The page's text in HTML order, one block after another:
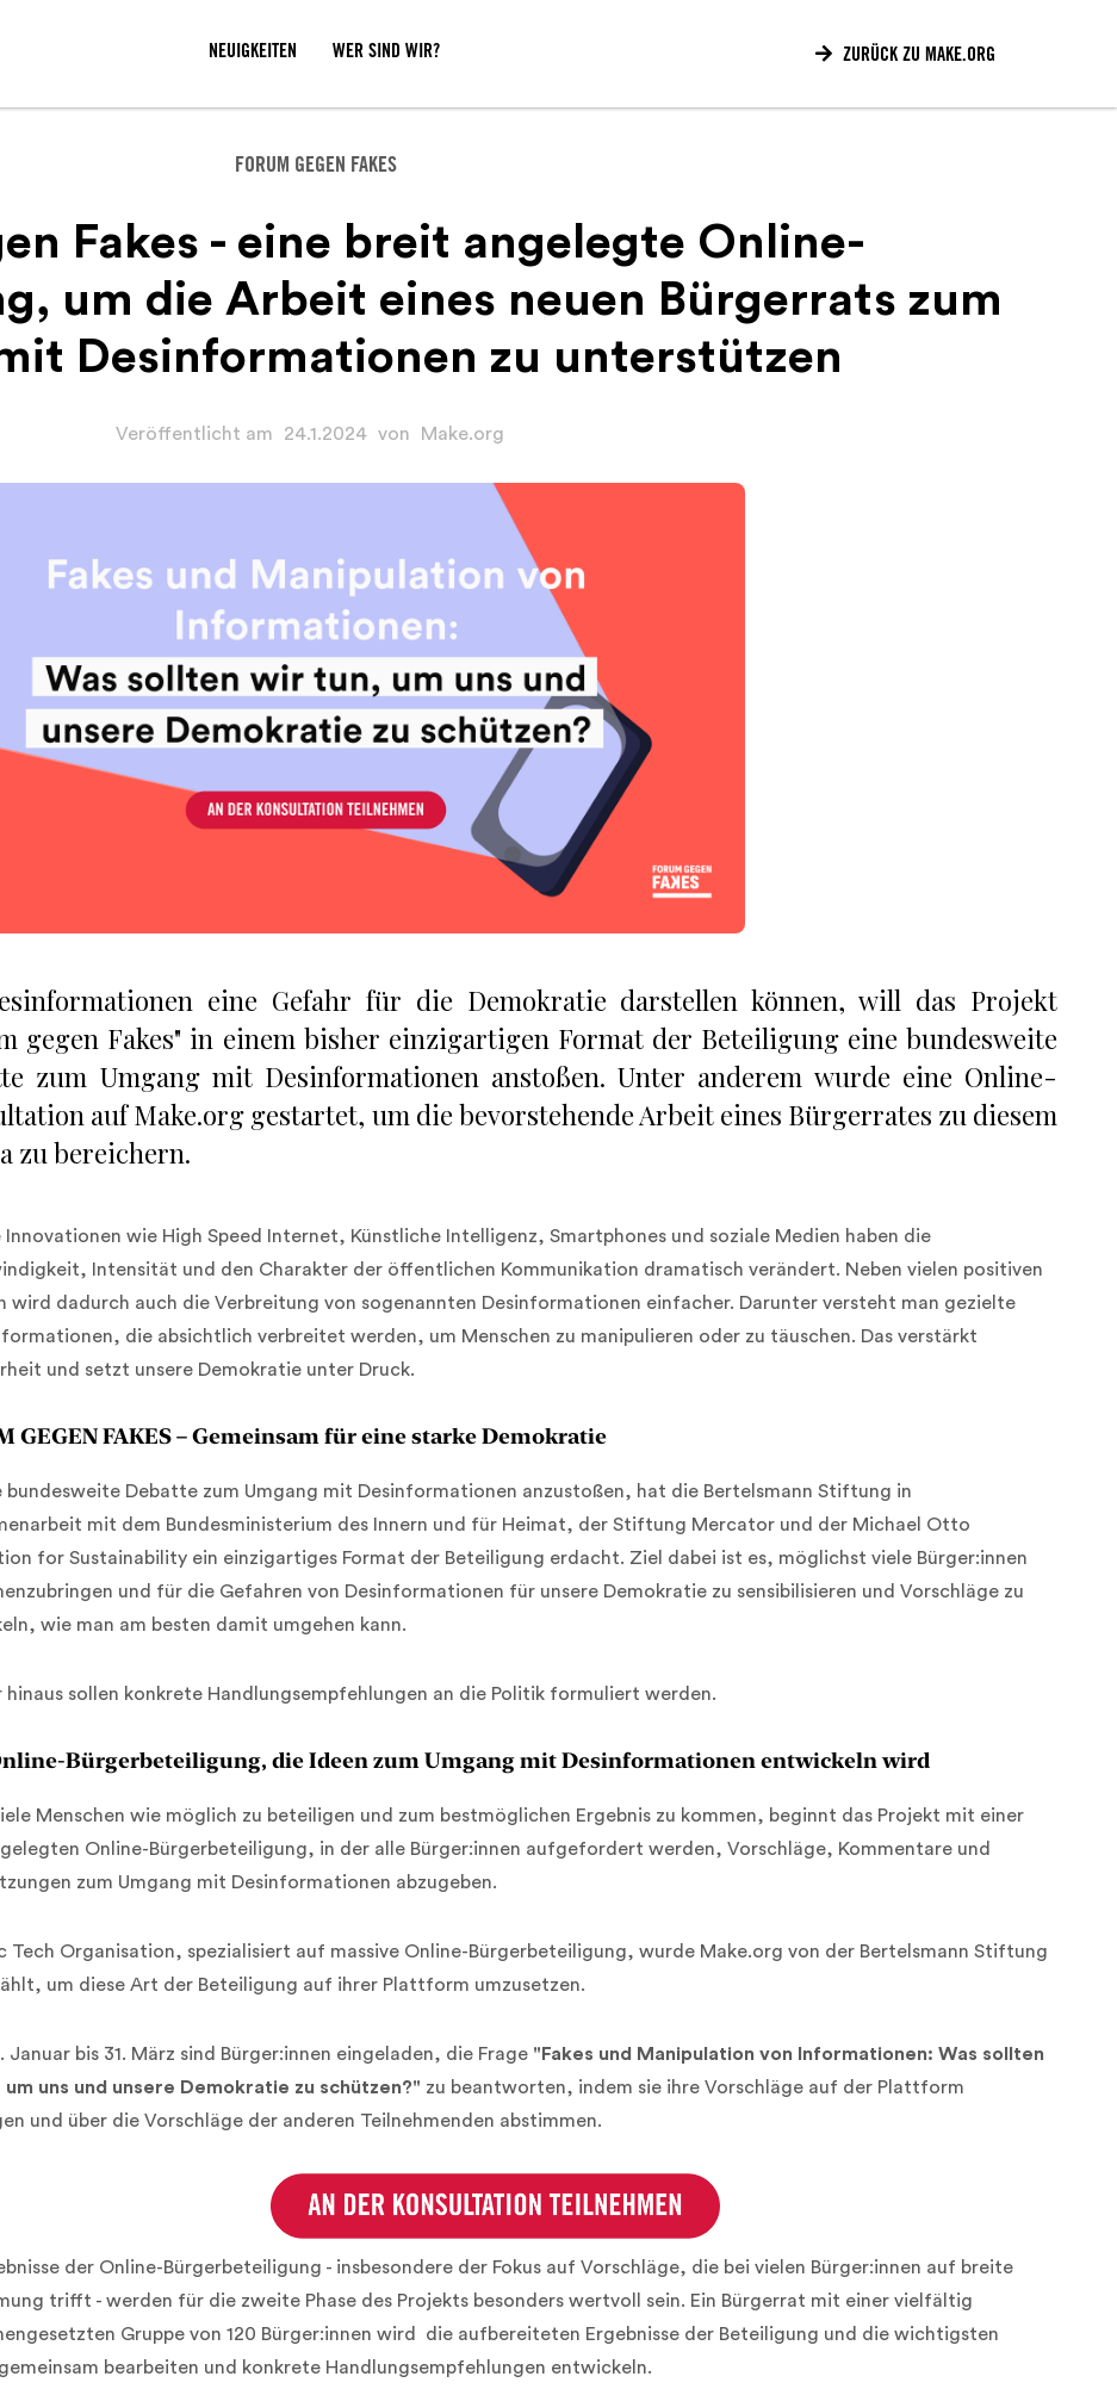
 ZURÜCK ZU MAKE.ORG
NEUIGKEITEN WER SIND WIR?
FORUM GEGEN FAKES
Fakes - eine breit angelegte Online-
um die Arbeit eines neuen Bürgerrats zum
Desinformationen zu unterstützen
Veröffentlicht am 24.1.2024 von Make.org
eine Gefahr für die Demokratie darstellen können, will das Projekt
gegen Fakes" in einem bisher einzigartigen Format der Beteiligung eine bundesweite
zum Umgang mit Desinformationen anstoßen. Unter anderem wurde eine Online-
auf Make.org gestartet, um die bevorstehende Arbeit eines Bürgerrates zu diesem
zu bereichern.
Innovationen wie High Speed Internet, Künstliche Intelligenz, Smartphones und soziale Medien haben die
Intensität und den Charakter der öffentlichen Kommunikation dramatisch verändert. Neben vielen positiven
wird dadurch auch die Verbreitung von sogenannten Desinformationen einfacher. Darunter versteht man gezielte
die absichtlich verbreitet werden, um Menschen zu manipulieren oder zu täuschen. Das verstärkt
und setzt unsere Demokratie unter Druck.
GEGEN FAKES – Gemeinsam für eine starke Demokratie
bundesweite Debatte zum Umgang mit Desinformationen anzustoßen, hat die Bertelsmann Stiftung in
mit dem Bundesministerium des Innern und für Heimat, der Stiftung Mercator und der Michael Otto
for Sustainability ein einzigartiges Format der Beteiligung erdacht. Ziel dabei ist es, möglichst viele Bürger:innen
und für die Gefahren von Desinformationen für unsere Demokratie zu sensibilisieren und Vorschläge zu
wie man am besten damit umgehen kann.
hinaus sollen konkrete Handlungsempfehlungen an die Politik formuliert werden.
Bürgerbeteiligung, die Ideen zum Umgang mit Desinformationen entwickeln wird
Menschen wie möglich zu beteiligen und zum bestmöglichen Ergebnis zu kommen, beginnt das Projekt mit einer
Online-Bürgerbeteiligung, in der alle Bürger:innen aufgefordert werden, Vorschläge, Kommentare und
zum Umgang mit Desinformationen abzugeben.
Tech Organisation, spezialisiert auf massive Online-Bürgerbeteiligung, wurde Make.org von der Bertelsmann Stiftung
um diese Art der Beteiligung auf ihrer Plattform umzusetzen.
Januar bis 31. März sind Bürger:innen eingeladen, die Frage "Fakes und Manipulation von Informationen: Was sollten
uns und unsere Demokratie zu schützen?" zu beantworten, indem sie ihre Vorschläge auf der Plattform
und über die Vorschläge der anderen Teilnehmenden abstimmen.
der Online-Bürgerbeteiligung - insbesondere der Fokus auf Vorschläge, die bei vielen Bürger:innen auf breite
trifft - werden für die zweite Phase des Projekts besonders wertvoll sein. Ein Bürgerrat mit einer vielfältig
Gruppe von 120 Bürger:innen wird die aufbereiteten Ergebnisse der Beteiligung und die wichtigsten
bearbeiten und konkrete Handlungsempfehlungen entwickeln.